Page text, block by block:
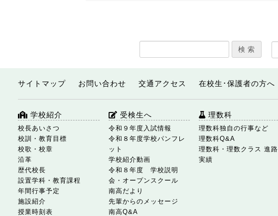
サイトマップ お問い合わせ 交通アクセス 在校生･保護者の方へ
学校紹介
校長あいさつ
校訓・教育目標
校歌・校章
沿革
歴代校長
設置学科・教育課程
年間行事予定
施設紹介
授業時刻表
受検生へ
令和９年度入試情報
令和８年度学校パンフレ
ット
学校紹介動画
令和８年度 学校説明
会・オープンスクール
南高だより
先輩からのメッセージ
南高Q&A
理数科
理数科独自の行事など
理数科Q&A
理数科・理数クラス 進路
実績